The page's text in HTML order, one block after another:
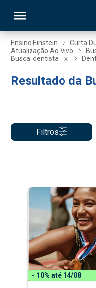
Ensino Einstein Curta
Atualização Ao Vivo
Busca: dentista
x
Resultado da
Filtros
- 10% até 14/08